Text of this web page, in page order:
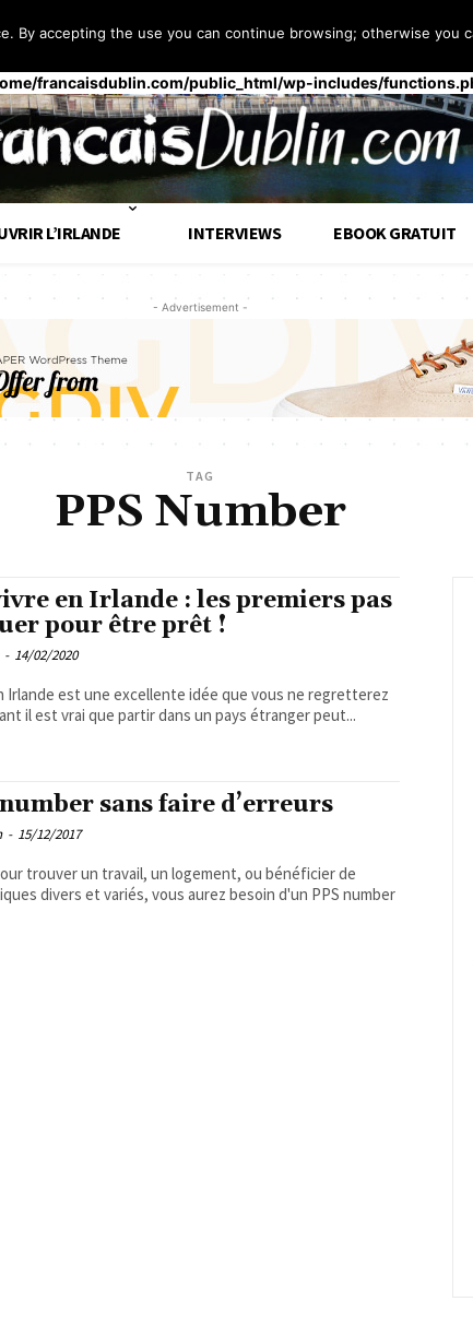
. Le chargement de la traduction pour le domaine td-
francaisdublin.com/public_html/wp-includes/
L’IRLANDE INTERVIEWS EBOOK GRATUIT
- Advertisement -
TAG
PPS Number
en Irlande : les premiers pas
pour être prêt !
- 14/02/2020
Irlande est une excellente idée que vous ne regretterez
il est vrai que partir dans un pays étranger peut...
sans faire d’erreurs
- 15/12/2017
trouver un travail, un logement, ou bénéficier de
divers et variés, vous aurez besoin d'un PPS number
By accepting the use you can continue browsing; otherwise you